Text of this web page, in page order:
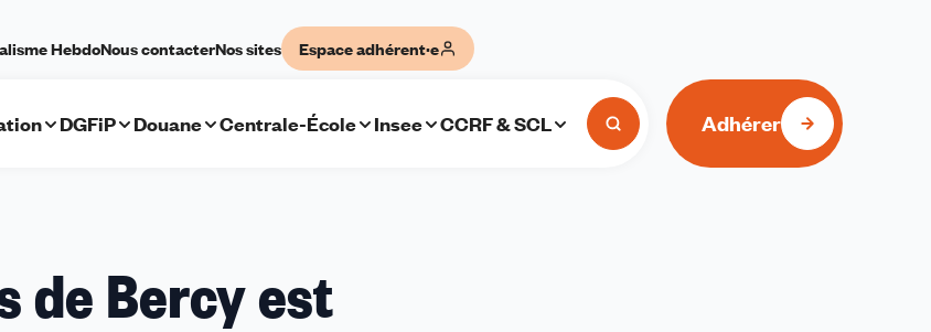
HebdoNous contacterNos sites Espace adhérent·e
DGFiP Douane Centrale-École Insee CCRF & SCL Adhérer
de Bercy est